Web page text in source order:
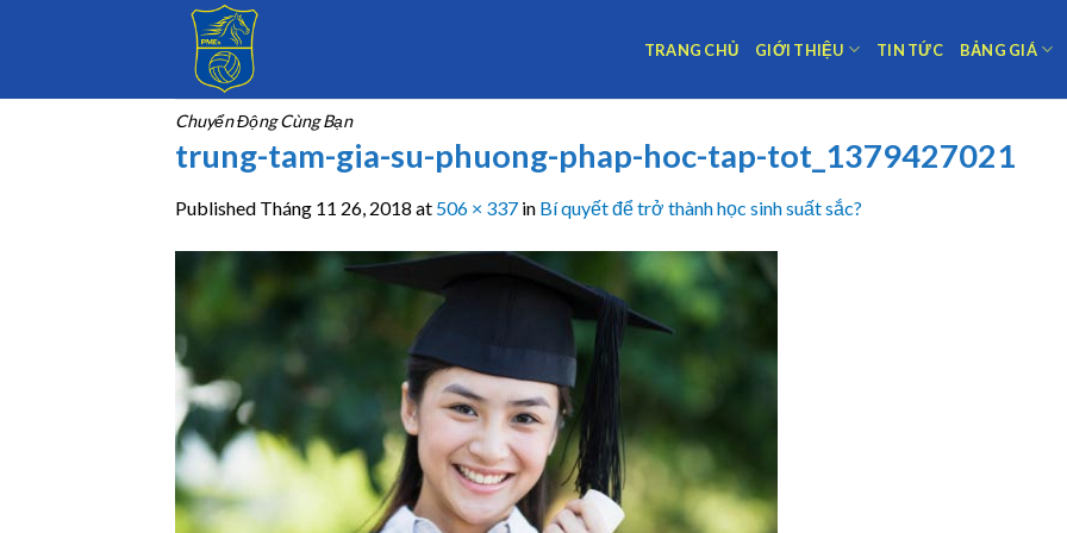
Chuyển Động Cùng Bạn
TRANG CHỦ GIỚI THIỆU TIN TỨC BẢNG GIÁ
trung-tam-gia-su-phuong-phap-hoc-tap-tot_1379427021
Published Tháng 11 26, 2018 at 506 × 337 in Bí quyết để trở thành học sinh suất sắc?